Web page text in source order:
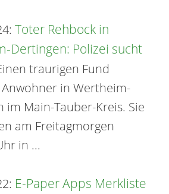
Toter Rehbock in
Dertingen: Polizei sucht
traurigen Fund
in Wertheim-
im Main-Tauber-Kreis. Sie
am Freitagmorgen
in ...
E-Paper Apps Merkliste